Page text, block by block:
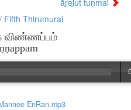
āṟeḻut tuṇmai
Fifth Thirumurai
விண்ணப்பம்
EnRan.mp3